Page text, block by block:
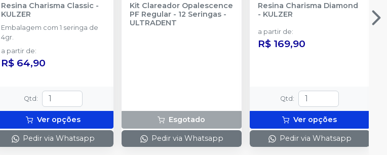
Resina Charisma Classic -
KULZER
Embalagem com 1 seringa de
4gr.
a partir de:
R$ 64,90
Qtd :
Ver opções
Pedir via Whatsapp
Kit Clareador Opalescence
PF Regular - 12 Seringas-
ULTRADENT
Esgotado
Pedir via Whatsapp
Resina Charisma Diamond
- KULZER
a partir de:
R$ 169,90
Qtd :
Ver opções
Pedir via Whatsapp